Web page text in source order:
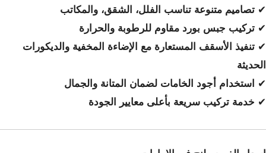
✔ تصاميم متنوعة تناسب الفلل، الشقق، والمكاتب
✔ تركيب جبس بورد مقاوم للرطوبة والحرارة
✔ تنفيذ الأسقف المستعارة مع الإضاءة المخفية والديكورات
الحديثة
✔
استخدام أجود الخامات لضمان المتانة والجمال
✔ خدمة تركيب سريعة بأعلى معايير الجودة